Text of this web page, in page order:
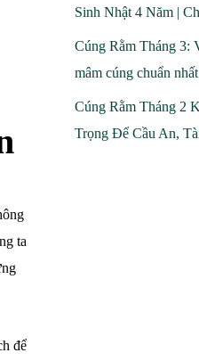
ta
để
Sinh Nhật 4 Năm |
Cúng Rằm Tháng 3:
mâm cúng chuẩn
Cúng Rằm Tháng 2
Trọng Để Cầu An,